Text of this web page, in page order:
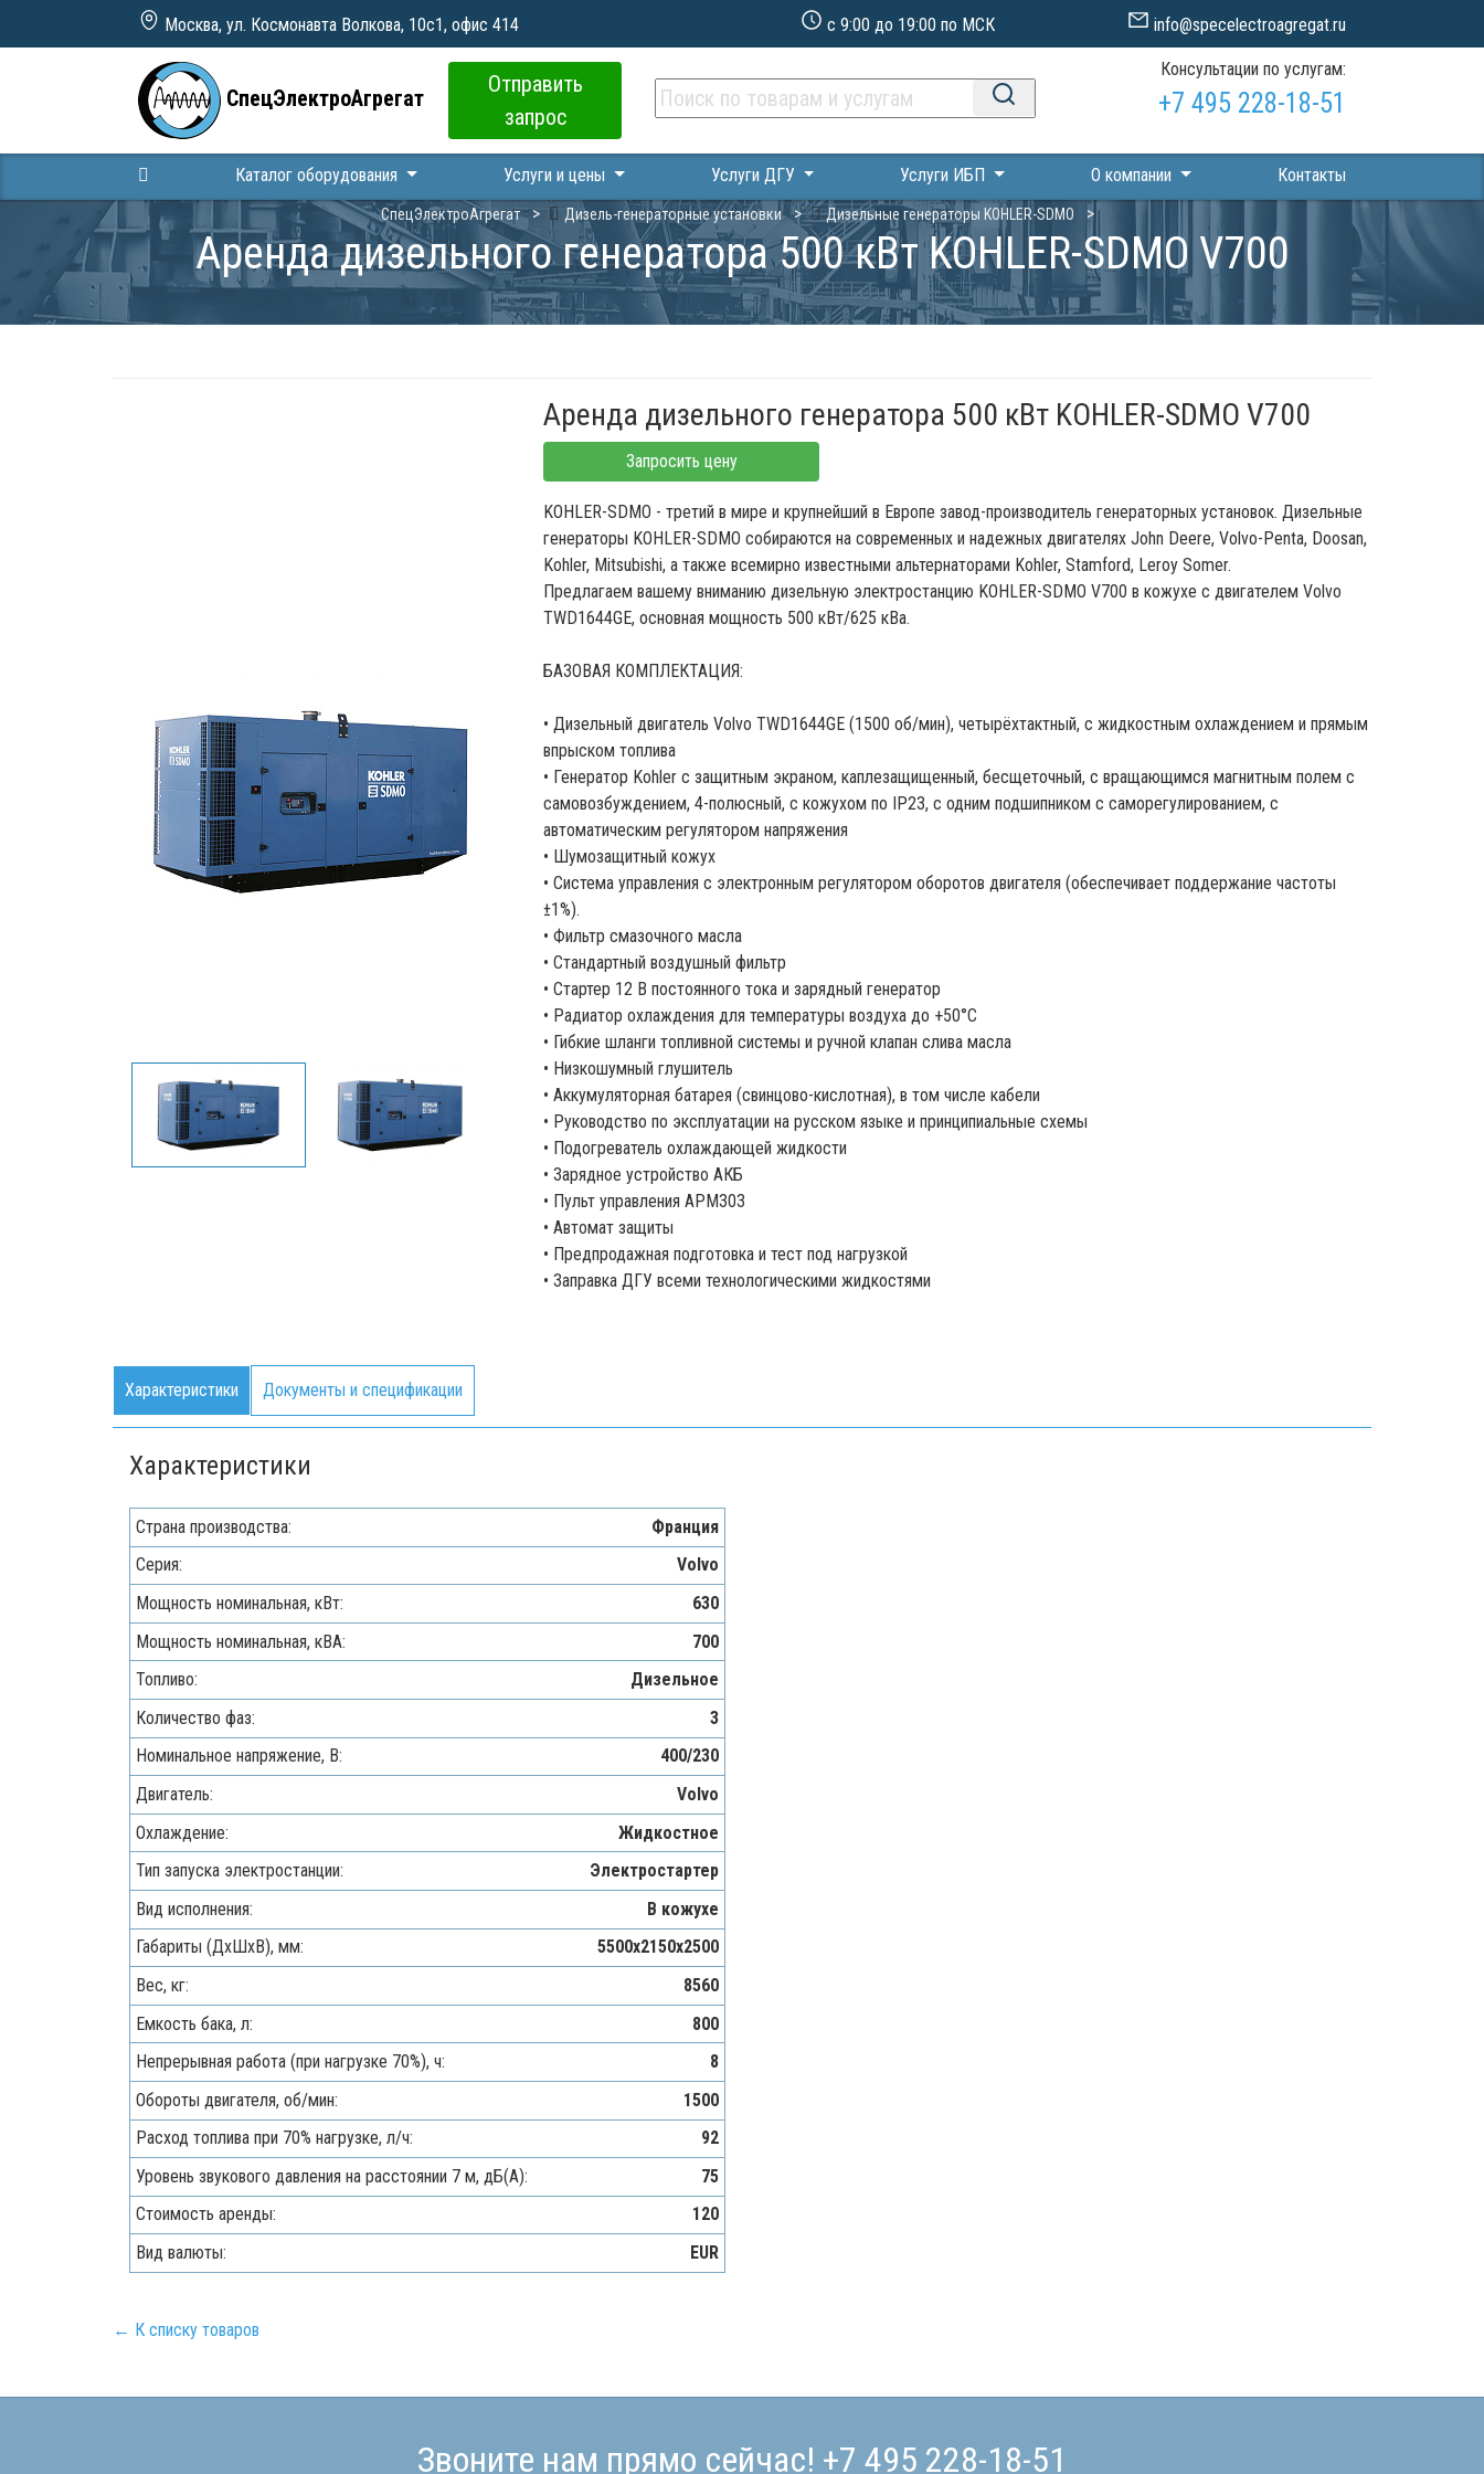
Москва, ул. Космонавта Волкова, 10с1, офис 414 с 9:00 до 19:00 по МСК info@specelectroagregat.ru
СпецЭлектроАгрегат
Отправить
запрос
Консультации по услугам:
+7 495 228-18-51
Каталог оборудования Услуги и цены Услуги ДГУ Услуги ИБП О компании Контакты
СпецЭлектроАгрегат Дизель-генераторные установки Дизельные генераторы KOHLER-SDMO
Аренда дизельного генератора 500 кВт KOHLER-SDMO V700
Аренда дизельного генератора 500 кВт KOHLER-SDMO V700
Запросить цену
KOHLER-SDMO - третий в мире и крупнейший в Европе завод-производитель генераторных установок. Дизельные
генераторы KOHLER-SDMO собираются на современных и надежных двигателях John Deere, Volvo-Penta, Doosan,
Kohler, Mitsubishi, а также всемирно известными альтернаторами Kohler, Stamford, Leroy Somer.
Предлагаем вашему вниманию дизельную электростанцию KOHLER-SDMO V700 в кожухе с двигателем Volvo
TWD1644GE, основная мощность 500 кВт/625 кВа.
БАЗОВАЯ КОМПЛЕКТАЦИЯ:
• Дизельный двигатель Volvo TWD1644GE (1500 об/мин), четырёхтактный, с жидкостным охлаждением и прямым
впрыском топлива
• Генератор Kohler с защитным экраном, каплезащищенный, бесщеточный, с вращающимся магнитным полем с
самовозбуждением, 4-полюсный, с кожухом по IP23, с одним подшипником с саморегулированием, с
автоматическим регулятором напряжения
• Шумозащитный кожух
• Система управления с электронным регулятором оборотов двигателя (обеспечивает поддержание частоты
±1%).
• Фильтр смазочного масла
• Стандартный воздушный фильтр
• Стартер 12 В постоянного тока и зарядный генератор
• Радиатор охлаждения для температуры воздуха до +50°С
• Гибкие шланги топливной системы и ручной клапан слива масла
• Низкошумный глушитель
• Аккумуляторная батарея (свинцово-кислотная), в том числе кабели
• Руководство по эксплуатации на русском языке и принципиальные схемы
• Подогреватель охлаждающей жидкости
• Зарядное устройство АКБ
• Пульт управления APM303
• Автомат защиты
• Предпродажная подготовка и тест под нагрузкой
• Заправка ДГУ всеми технологическими жидкостями
Характеристики Документы и спецификации
Характеристики
Страна производства:
Франция
Серия:
Volvo
Мощность номинальная, кВт:
630
Мощность номинальная, кВА:
700
Топливо:
Дизельное
Количество фаз:
3
Номинальное напряжение, В:
400/230
Двигатель:
Volvo
Охлаждение:
Жидкостное
Тип запуска электростанции:
Электростартер
Вид исполнения:
В кожухе
Габариты (ДхШхВ), мм:
5500х2150х2500
Вес, кг:
8560
Емкость бака, л:
800
Непрерывная работа (при нагрузке 70%), ч:
8
Обороты двигателя, об/мин:
1500
Расход топлива при 70% нагрузке, л/ч:
92
Уровень звукового давления на расстоянии 7 м, дБ(A):
75
Стоимость аренды:
120
Вид валюты:
EUR
← К списку товаров
Звоните нам прямо сейчас! +7 495 228-18-51